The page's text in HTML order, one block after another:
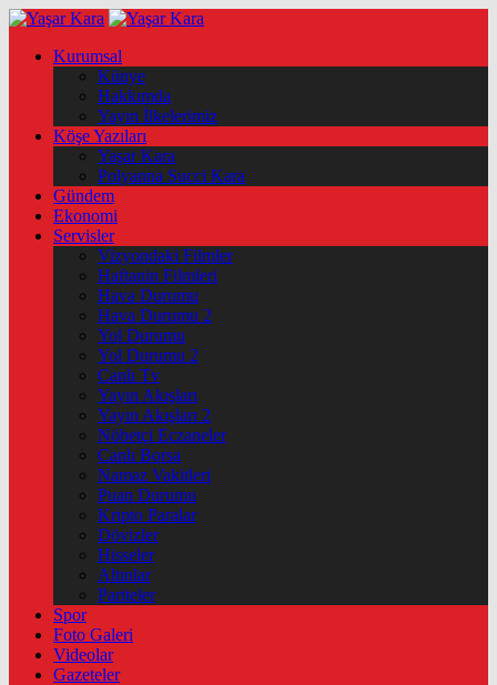
Kurumsal
Künye
Hakkımda
Yayın İlkelerimiz
Köşe Yazıları
Yaşar Kara
Polyanna Succi Kara
Gündem
Ekonomi
Servisler
Vizyondaki Filmler
Haftanin Filmleri
Hava Durumu
Hava Durumu 2
Yol Durumu
Yol Durumu 2
Canlı Tv
Yayın Akışları
Yayın Akışları 2
Nöbetçi Eczaneler
Canlı Borsa
Namaz Vakitleri
Puan Durumu
Kripto Paralar
Dövizler
Hisseler
Altınlar
Pariteler
Spor
Foto Galeri
Videolar
Gazeteler